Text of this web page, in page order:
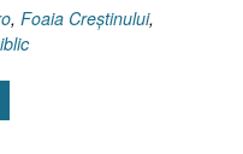
, Foaia Creştinului,